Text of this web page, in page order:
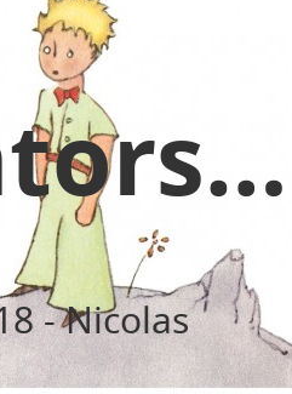
- Nicolas